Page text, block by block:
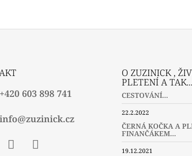
+420 603 898 741
info@zuzinick.cz
O ZUZINICK ,
PLETENÍ A TAK...
CESTOVÁNÍ...
22.2.2022
ČERNÁ KOČKA A
FINANČÁKEM...
19.12.2021